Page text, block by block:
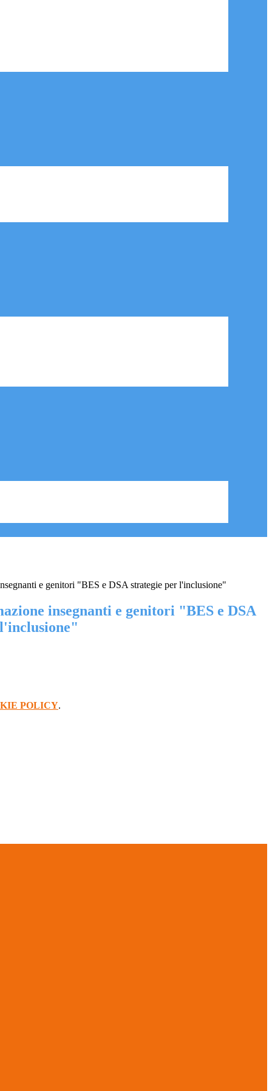
e genitori "BES e DSA strategie per l'inclusione"
insegnanti e genitori "BES e DSA
POLICY.